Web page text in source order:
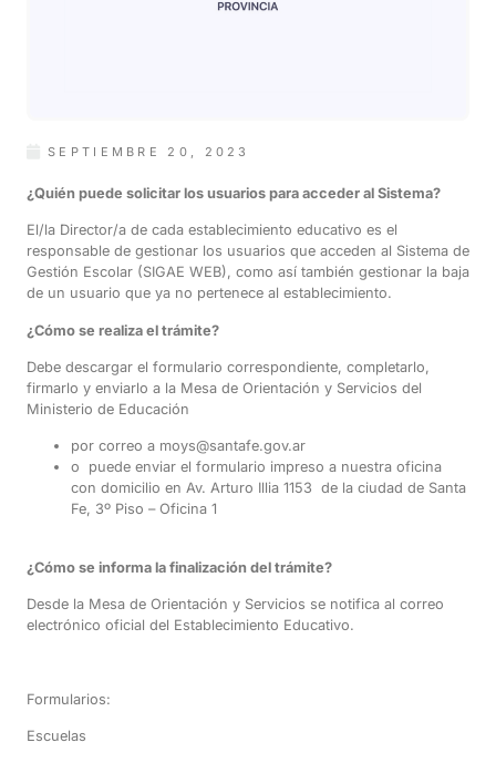
SEPTIEMBRE 20, 2023
¿Quién puede solicitar los usuarios para acceder al Sistema?
El/la Director/a de cada establecimiento educativo es el
responsable de gestionar los usuarios que acceden al Sistema de
Gestión Escolar (SIGAE WEB), como así también gestionar la baja
de un usuario que ya no pertenece al establecimiento.
¿Cómo se realiza el trámite?
Debe descargar el formulario correspondiente, completarlo,
firmarlo y enviarlo a la Mesa de Orientación y Servicios del
Ministerio de Educación
por correo a moys@santafe.gov.ar
o puede enviar el formulario impreso a nuestra oficina
con domicilio en Av. Arturo Illia 1153 de la ciudad de Santa
Fe, 3º Piso – Oficina 1
¿Cómo se informa la finalización del trámite?
Desde la Mesa de Orientación y Servicios se notifica al correo
electrónico oficial del Establecimiento Educativo.
Formularios:
Escuelas